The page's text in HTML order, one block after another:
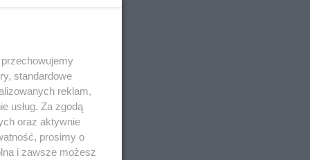
Artur
standardowe
reklam,
usług. Za zgodą
oraz aktywnie
prosimy o
i zawsze możesz